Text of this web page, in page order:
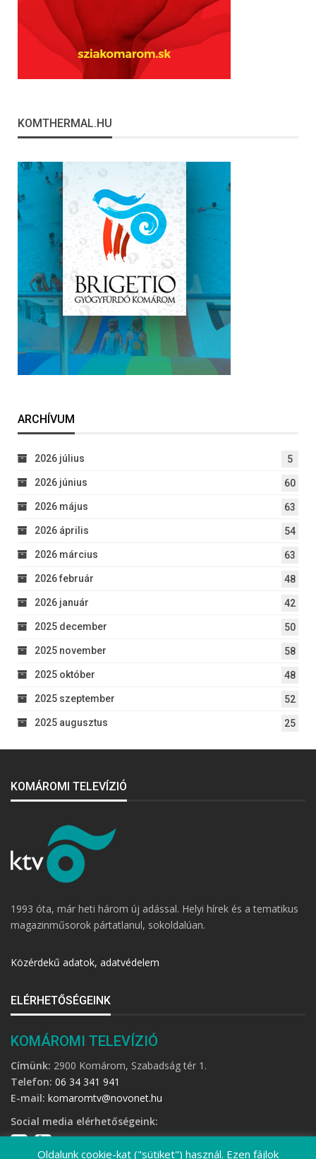
KOMTHERMAL.HU
ARCHÍVUM
2026 július 5
2026 június 60
2026 május 63
2026 április 54
2026 március 63
2026 február 48
2026 január 42
2025 december 50
2025 november 58
2025 október 48
2025 szeptember 52
2025 augusztus 25
KOMÁROMI TELEVÍZIÓ
1993 óta, már heti három új adással. Helyi hírek és a tematikus
magazinműsorok pártatlanul, sokoldalúan.
Közérdekű adatok, adatvédelem
ELÉRHETŐSÉGEINK
KOMÁROMI TELEVÍZIÓ
Címünk: 2900 Komárom, Szabadság tér 1.
Telefon: 06 34 341 941
E-mail: komaromtv@novonet.hu
Social media elérhetőségeink:
Oldalunk cookie-kat ("sütiket") használ. Ezen fájlok